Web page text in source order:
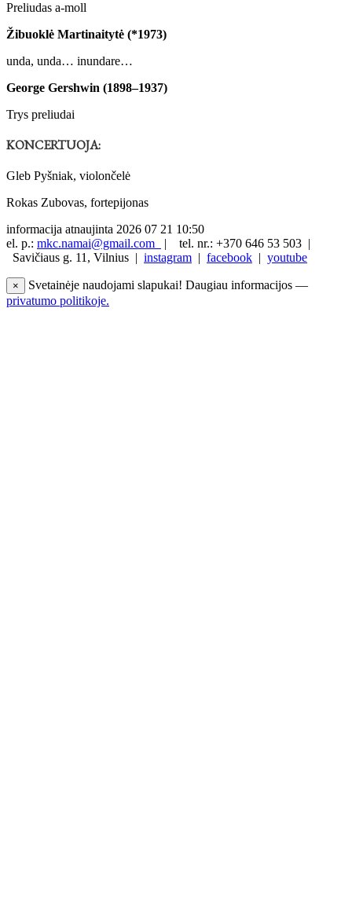
Preliudas a-moll
Žibuoklė Martinaitytė (*1973)
unda, unda… inundare…
George Gershwin (1898–1937)
Trys preliudai
KONCERTUOJA:
Gleb Pyšniak, violončelė
Rokas Zubovas, fortepijonas
informacija atnaujinta 2026 07 21 10:50
el. p.: mkc.namai@gmail.com |
tel. nr.: +370 646 53 503 |
Savičiaus g. 11, Vilnius | instagram | facebook | youtube
×
Svetainėje naudojami slapukai! Daugiau informacijos —
privatumo politikoje.